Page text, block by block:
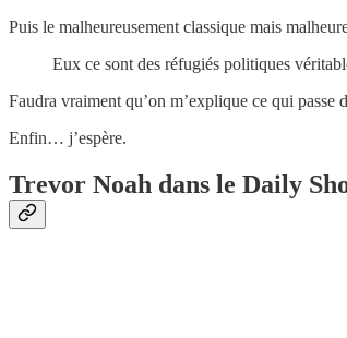
Puis le malheureusement classique mais
Eux ce sont des réfugiés politiques
Faudra vraiment qu’on m’explique ce qui
Enfin… j’espère.
Trevor Noah dans le Daily